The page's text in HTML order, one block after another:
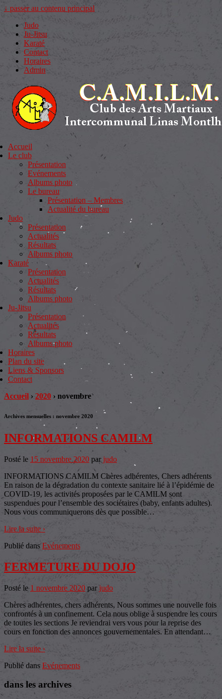
↓ passer au contenu principal
Judo
Ju-Jitsu
Karaté
Contact
Horaires
Admin
Accueil
Le club
Présentation
Evénements
Albums photo
Le bureau
Présentation – Membres
Actualité du bureau
Judo
Présentation
Actualités
Résultats
Albums photo
Karaté
Présentation
Actualités
Résultats
Albums photo
Ju-Jitsu
Présentation
Actualités
Résultats
Albums photo
Horaires
Plan du site
Liens & Sponsors
Contact
Accueil › 2020 › novembre
Archives mensuelles : novembre 2020
INFORMATIONS CAMILM
Posté le 15 novembre 2020 par judo
INFORMATIONS CAMILM Chères adhérentes, Chers adhérents
En raison de la dégradation du contexte sanitaire lié à l’épidémie de
COVID-19, les activités proposées par le CAMILM sont
suspendues pour l’ensemble des sociétaires (baby, enfants adultes).
Nous vous communiquerons dès que possible…
Lire la suite ›
Publié dans Evénements
FERMETURE DU DOJO
Posté le 1 novembre 2020 par judo
Chères adhérentes, chers adhérents, Nous sommes une nouvelle fois
confrontés à un confinement. Cela nous oblige à suspendre les cours
de toutes les sections Je reviendrai vers vous pour la reprise des
cours en fonction des annonces gouvernementales. En attendant…
Lire la suite ›
Publié dans Evénements
dans les archives